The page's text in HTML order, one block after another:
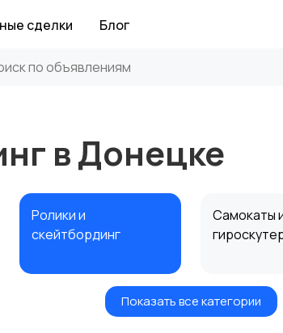
сделки Блог
в Донецке
Ролики и
скейтбординг
Самокаты
Игры с мячом Охота и
Показать все категории